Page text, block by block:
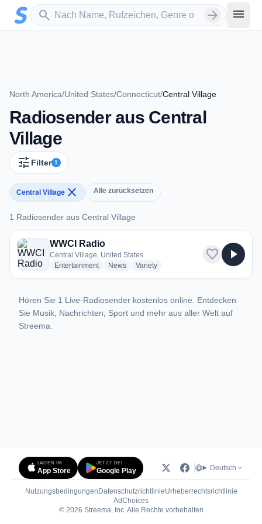
Zum Hauptinhalt springen
search
Sender suchen arrow_forward menu
North America/United States/Connecticut/Central Village
Radiosender aus Central
Village
tune Filter 1
Central Village close Alle zurücksetzen
1 Radiosender aus Central Village
1 Radiosender aus Central Village
WWCI Radio
Central Village, United States
Entertainmentradio stations
Newsradio stations
Varietyradio stations
favorite play_arrow
Hören Sie 1 Live-Radiosender kostenlos online. Entdecken
Sie Musik, Nachrichten, Sport und mehr aus aller Welt auf
Streema.
LADEN IM
App Store
JETZT BEI
Google Play Deutsch
Nutzungsbedingungen DatenschutzrichtlinieUrheberrechtsrichtlinie
AdChoices(öffnet in neuem Tab)
© 2026 Streema, Inc. Alle Rechte vorbehalten